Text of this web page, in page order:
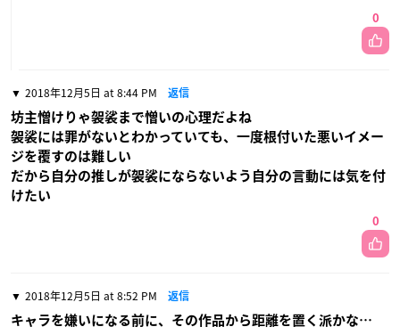
0
2018年12月5日 at 8:44 PM 返信
坊主憎けりゃ袈裟まで憎いの心理だよね
袈裟には罪がないとわかっていても、一度根付いた悪いイメー
ジを覆すのは難しい
だから自分の推しが袈裟にならないよう自分の言動には気を付
けたい
0
2018年12月5日 at 8:52 PM 返信
キャラを嫌いになる前に、その作品から距離を置く派かな…